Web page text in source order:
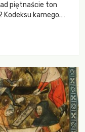
piętnaście ton
karnego.
rzeki.